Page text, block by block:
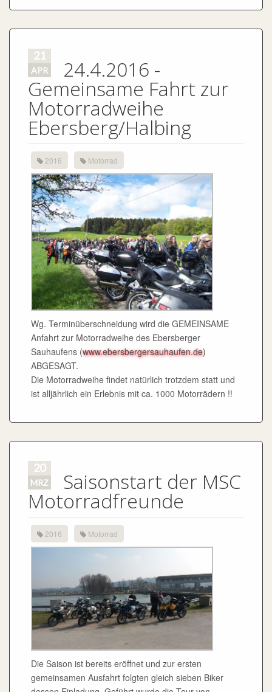
Wg. Terminüberschneidung wird die GEMEINSAME
Anfahrt zur Motorradweihe des Ebersberger
Sauhaufens (www.ebersbergersauhaufen.de
ABGESAGT.
Die Motorradweihe findet natürlich trotzdem statt und
ist alljährlich ein Erlebnis mit ca. 1000 Motorrädern !!
20
MRZ Saisonstart der MSC
Motorradfreunde
2016 Motorrad
dessen Einladung. Geführt wurde die Tour von
Gottfried über Flossing-Wasserburg-Soynsee-Gars am
Inn-Aschau-Lohkirchen-Mühldorf-Unterneukirchen auf
einen leckeren Kuchen und im Anschluss wieder nach
Engelsberg. Um den Stau und den Salzresten auf der
Strasse zu vermeiden ging es mal nicht in die Berge
und trotzdem hatten alle Spaß.
Markenzwang, auch wenn es so aussehen mag.
Es sind alle Motorradfahrer willkommen!